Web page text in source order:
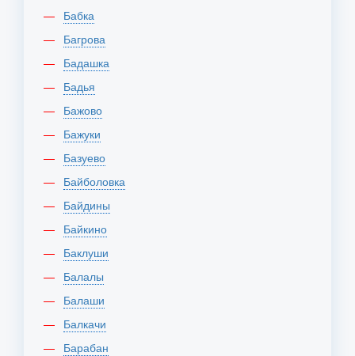
Бабка
Багрова
Бадашка
Бадья
Бажово
Бажуки
Базуево
Байболовка
Байдины
Байкино
Баклуши
Балалы
Балаши
Балкачи
Барабан